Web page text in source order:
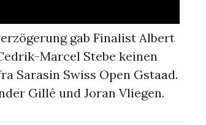
gab Finalist Albert
Marcel Stebe keinen
Sarasin Swiss Open Gstaad.
Gillé und Joran Vliegen.